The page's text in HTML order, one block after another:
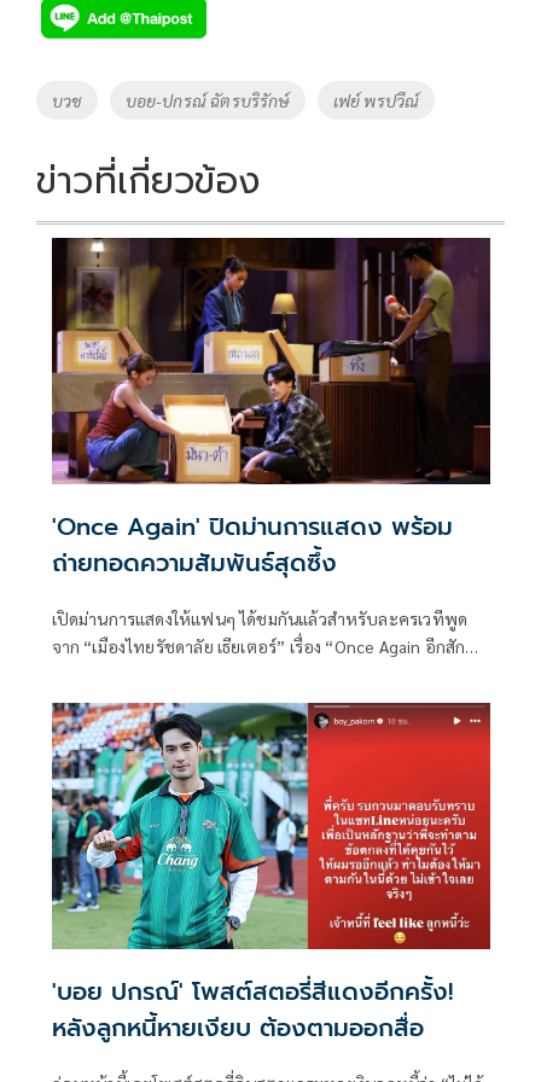
e
b
o
k
tt
er
p
y
Li
k
Tags
บวช บอย-ปกรณ์ ฉัตรบริรักษ์ เฟย์ พรปวีณ์
ข่าวที่เกี่ยวข้อง
'Once Again' ปิดม่านการแสดง พร้อม
ถ่ายทอดความสัมพันธ์สุดซึ้ง
เปิดม่านการแสดงให้แฟนๆ ได้ชมกันแล้วสำหรับละครเวทีพูด
จาก “เมืองไทยรัชดาลัย เธียเตอร์” เรื่อง “Once Again อีกสัก
ฐานะผู้อำนวยการผลิต ดึง 2 หญิงเก่งผู้คร่ำหวอดในวงการละคร
เวที บัว-ปริดา มโนมัยพิบูลย์ มารับหน้าที่เขียนบท และหนิง-พัน
พัสสา ธูปเทียน รับหน้าที่กำกับการแสดง
'บอย ปกรณ์' โพสต์สตอรี่สีแดงอีกครั้ง!
หลังลูกหนี้หายเงียบ ต้องตามออกสื่อ